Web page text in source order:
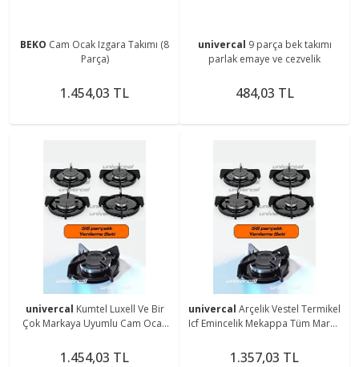
BEKO Cam Ocak Izgara Takımı (8
Parça)
1.454,03 TL
univercal 9 parça bek takımı
parlak emaye ve cezvelik
484,03 TL
univercal Kumtel Luxell Ve Bir
Çok Markaya Uyumlu Cam Ocak
Takımı
1.454,03 TL
univercal Arçelik Vestel Termikel
Icf Emincelik Mekappa Tüm Marka
1.357,03 TL